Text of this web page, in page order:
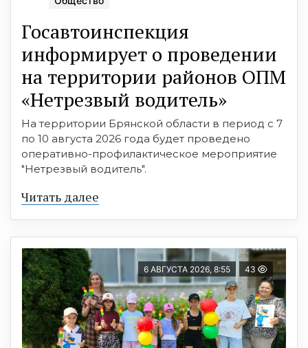
Госавтоинспекция
информирует о проведении
на территории районов ОПМ
«Нетрезвый водитель»
На территории Брянской области в период с 7
по 10 августа 2026 года будет проведено
оперативно-профилактическое мероприятие
"Нетрезвый водитель".
Читать далее
6 АВГУСТА 2026, 8:55 43